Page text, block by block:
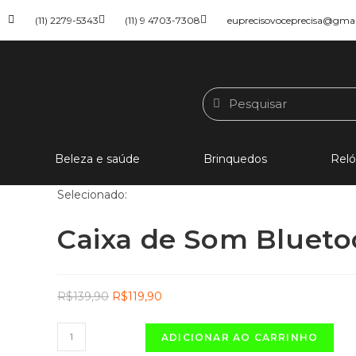
(11) 2279-5343 (11) 9 4703-7308
Beleza e saúde Brinquedos
Selecionado:
Caixa de Som
R$139,90 R$119,90
ADICIONAR AO CARRINHO